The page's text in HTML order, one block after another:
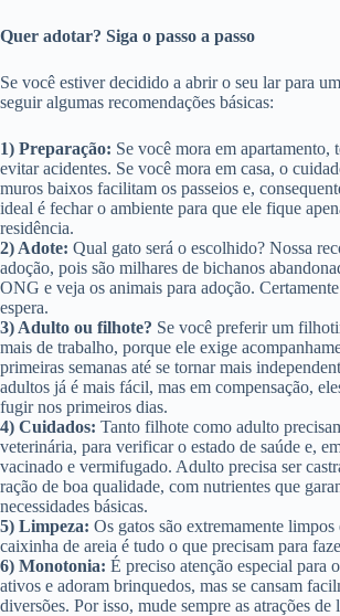
Quer adotar? Siga o passo a passo
Se você estiver decidido a abrir o seu lar para
seguir algumas recomendações básicas:
1) Preparação: Se você mora em apartamento,
evitar acidentes. Se você mora em casa, o
muros baixos facilitam os passeios e,
ideal é fechar o ambiente para que ele fique
residência.
2) Adote: Qual gato será o escolhido? Nossa
adoção, pois são milhares de bichanos
ONG e veja os animais para adoção.
espera.
3) Adulto ou filhote? Se você preferir um
mais de trabalho, porque ele exige
primeiras semanas até se tornar mais
adultos já é mais fácil, mas em compensação,
fugir nos primeiros dias.
4) Cuidados: Tanto filhote como adulto
veterinária, para verificar o estado de saúde e,
vacinado e vermifugado. Adulto precisa ser
ração de boa qualidade, com nutrientes que
necessidades básicas.
5) Limpeza: Os gatos são extremamente
caixinha de areia é tudo o que precisam para
6) Monotonia: É preciso atenção especial para
ativos e adoram brinquedos, mas se cansam
diversões. Por isso, mude sempre as atrações de